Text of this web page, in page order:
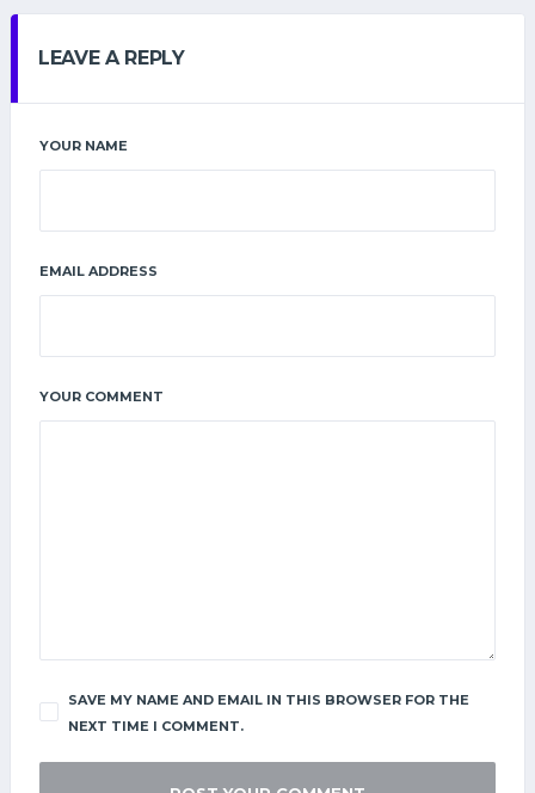
LEAVE A REPLY
YOUR NAME
EMAIL ADDRESS
YOUR COMMENT
SAVE MY NAME AND EMAIL IN THIS BROWSER FOR THE
NEXT TIME I COMMENT.